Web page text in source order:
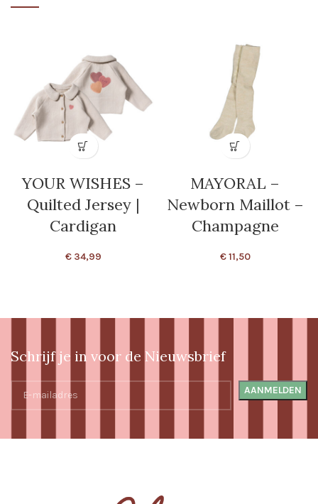
YOUR WISHES –
Quilted Jersey |
Cardigan
€34,99
MAYORAL –
Newborn Maillot –
Champagne
€11,50
Schrijf je in voor de Nieuwsbrief